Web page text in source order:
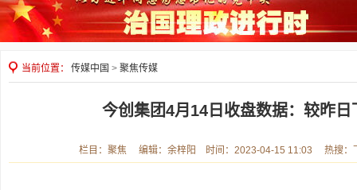
当前位置： 传媒中国 > 聚焦传媒
今创集团4月14日收盘数据：较昨日
栏目：聚焦 编辑：余梓阳 时间：2023-04-15 11:03 热搜